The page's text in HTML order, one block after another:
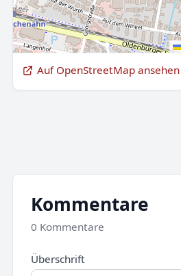
Auf OpenStreetMap ansehen
Kommentare
0 Kommentare
Überschrift